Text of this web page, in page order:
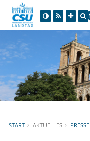
START AKTUELLES PRESSE